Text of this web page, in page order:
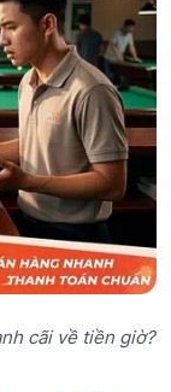
cãi về tiền giờ?